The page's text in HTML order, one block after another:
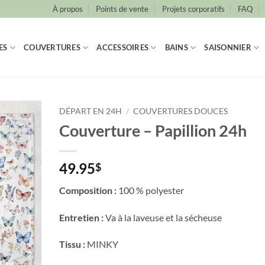
À propos Points de vente Projets corporatifs FAQ
COUVERTURES ACCESSOIRES BAINS SAISONNIER
DÉPART EN 24H / COUVERTURES DOUCES
Couverture – Papillion 24h
49.95$
Composition :100 % polyester
Entretien :Va à la laveuse et la sécheuse
Tissu :MINKY